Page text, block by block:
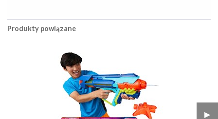
Produkty powiązane
▶︎